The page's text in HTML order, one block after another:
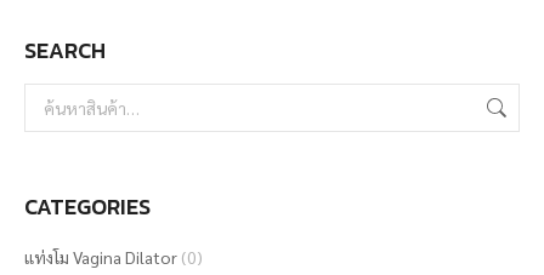
SEARCH
CATEGORIES
แท่งโม Vagina Dilator (0)